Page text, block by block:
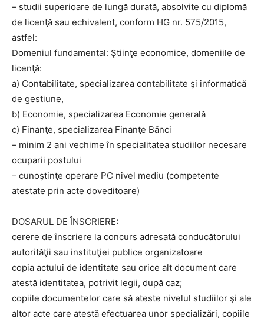
– studii superioare de lungă durată, absolvite cu diplomă
de licenţă sau echivalent, conform HG nr. 575/2015,
astfel:
Domeniul fundamental: Ştiinţe economice, domeniile de
licenţă:
a) Contabilitate, specializarea contabilitate şi informatică
de gestiune,
b) Economie, specializarea Economie generală
c) Finanţe, specializarea Finanţe Bănci
– minim 2 ani vechime în specialitatea studiilor necesare
ocuparii postului
– cunoştinţe operare PC nivel mediu (competente
atestate prin acte doveditoare)
DOSARUL DE ÎNSCRIERE:
cerere de înscriere la concurs adresată conducătorului
autorităţii sau instituţiei publice organizatoare
copia actului de identitate sau orice alt document care
atestă identitatea, potrivit legii, după caz;
copiile documentelor care să ateste nivelul studiilor şi ale
altor acte care atestă efectuarea unor specializări, copiile